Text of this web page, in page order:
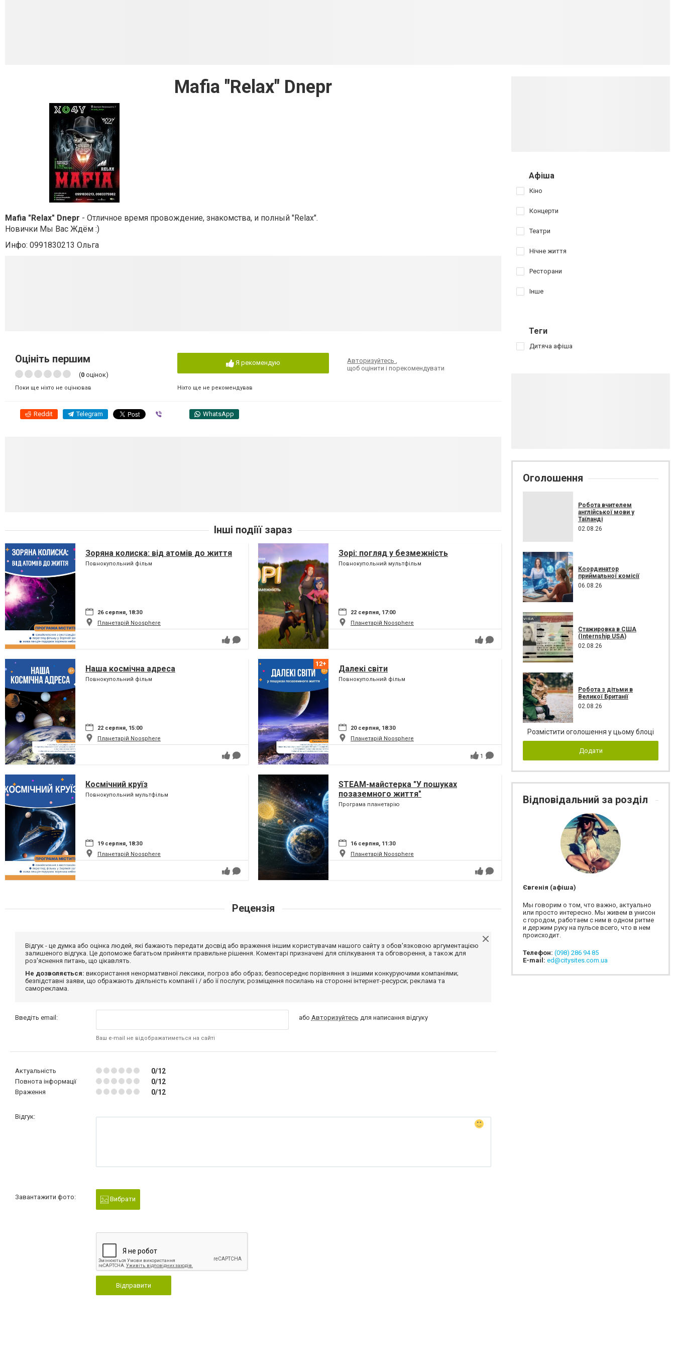
Mafia "Relax" Dnepr
Mafia "Relax" Dnepr - Отличное время провождение, знакомства, и полный "Relax".
Новички Мы Вас Ждём :)
Инфо: 0991830213 Ольга
Оцініть першим
(0 оцінок)
Поки ще ніхто не оцінював
Я рекомендую
Ніхто ще не рекомендував
Авторизуйтесь,
щоб оцінити і порекомендувати
Reddit Telegram WhatsApp
Інші подіїї зараз
Зоряна колиска: від атомів до життя
Повнокупольний фільм
26 серпня, 18:30
Планетарій Noosphere
Зорі: погляд у безмежність
Повнокупольний мультфільм
22 серпня, 17:00
Планетарій Noosphere
Наша космічна адреса
Повнокупольний фільм
22 серпня, 15:00
Планетарій Noosphere
Далекі світи
Повнокупольний фільм
20 серпня, 18:30
Планетарій Noosphere
1
Космічний круїз
Повнокупольний мультфільм
19 серпня, 18:30
Планетарій Noosphere
STEAM-майстерка "У пошуках
позаземного життя"
Програма планетарію
16 серпня, 11:30
Планетарій Noosphere
Рецензія
Відгук - це думка або оцінка людей, які бажають передати досвід або враження іншим користувачам нашого сайту з обов'язковою аргументацією
залишеного відгука. Це допоможе багатьом прийняти правильне рішення. Коментарі призначені для спілкування та обговорення, а також для
роз'яснення питань, що цікавлять.
Не дозволяється: використання ненормативної лексики, погроз або образ; безпосереднє порівняння з іншими конкуруючими компаніями;
безпідставні заяви, що ображають діяльність компанії і / або її послуги; розміщення посилань на сторонні інтернет-ресурси; реклама та
самореклама.
Введіть email:
Ваш e-mail не відображатиметься на сайті
або Авторизуйтесь для написання відгуку
Актуальність 0/12
Повнота інформації 0/12
Враження 0/12
Відгук:
Завантажити фото: Вибрати
Відправити
Афіша
Кіно
Концерти
Театри
Нічне життя
Ресторани
Інше
Теги
Дитяча афіша
Оголошення
Робота вчителем
англійської мови у
Таїланді
02.08.26
Координатор
приймальної комісії
06.08.26
Стажировка в США
(Internship USA)
02.08.26
Робота з дітьми в
Великої Британії
02.08.26
Розмістити оголошення у цьому блоці
Додати
Відповідальний за розділ
Євгенія (афіша)
Мы говорим о том, что важно, актуально
или просто интересно. Мы живем в унисон
с городом, работаем с ним в одном ритме
и держим руку на пульсе всего, что в нем
происходит.
Телефон: (098) 286 94 85
E-mail: ed@citysites.com.ua